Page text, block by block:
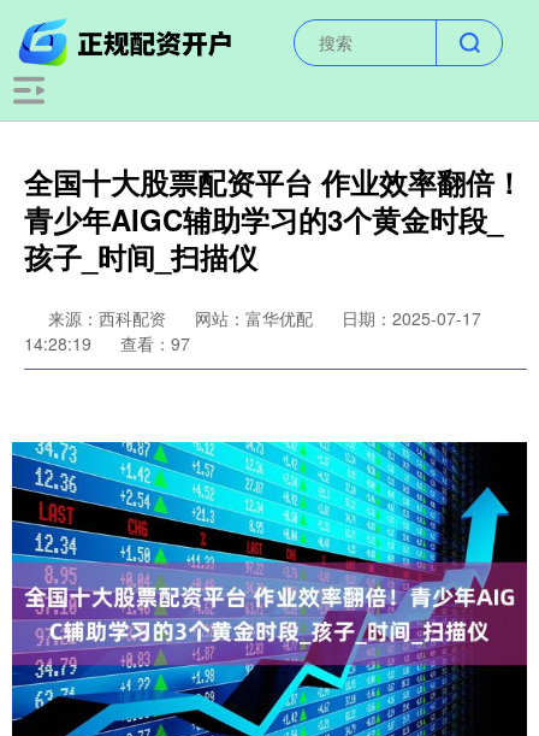
全国十大股票配资平台 作业效率翻倍！
青少年AIGC辅助学习的3个黄金时段_
孩子_时间_扫描仪
来源：西科配资 网站：富华优配
日期：2025-07-17
14:28:19
查看：97